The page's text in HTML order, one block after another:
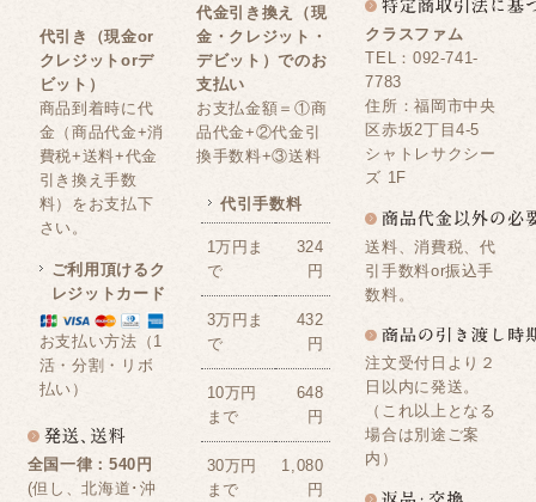
代引き（現金or
クレジットorデ
ビット）
商品到着時に代
金（商品代金+消
費税+送料+代金
引き換え手数
料）をお支払下
さい。
ご利用頂けるク
レジットカード
お支払い方法（1
活・分割・リボ
払い）
全国一律：540円
(但し、北海道･沖
代金引き換え（現
金・クレジット・
デビット）でのお
支払い
お支払金額＝①商
品代金+②代金引
換手数料+③送料
代引手数料
1万円ま
で
324
円
3万円ま
で
432
円
10万円
まで
648
円
30万円
まで
1,080
円
クラスファム
TEL：092-741-
7783
住所：福岡市中央
区赤坂2丁目4-5
シャトレサクシー
ズ 1F
送料、消費税、代
引手数料or振込手
数料。
注文受付日より２
日以内に発送。
（これ以上となる
場合は別途ご案
内）